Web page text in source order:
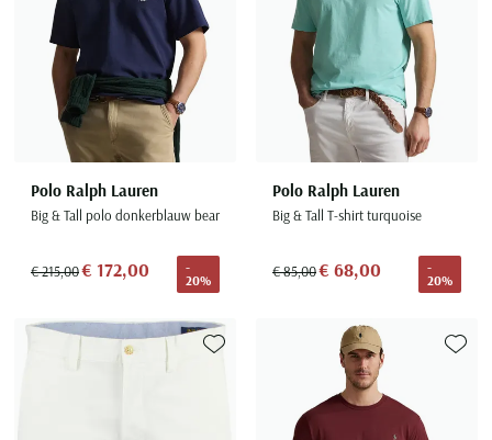
Polo Ralph Lauren
Big & Tall polo donkerblauw bear
€ 215,00€ 172,00
-
20%
Polo Ralph Lauren
Big & Tall T-shirt turquoise
€ 85,00€ 68,00
-
20%
Toevoegen aan favorieten